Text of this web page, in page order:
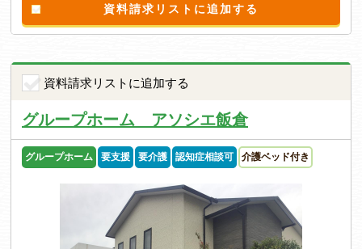
資料請求リストに追加する
資料請求リストに追加する
グループホーム アソシエ飯倉
グループホーム 要支援 要介護 認知症相談可 介護ベッド付き